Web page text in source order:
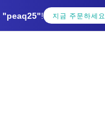
"peaq25"! 지금 주문하세요